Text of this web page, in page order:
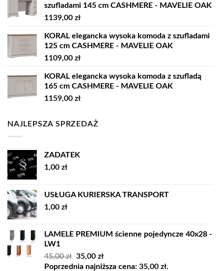
szufladami 145 cm CASHMERE - MAVELIE OAK
1139,00 zł
KORAL elegancka wysoka komoda z szufladami
125 cm CASHMERE - MAVELIE OAK
1109,00 zł
KORAL elegancka wysoka komoda z szufladą
165 cm CASHMERE - MAVELIE OAK
1159,00 zł
NAJLEPSZA SPRZEDAŻ
ZADATEK
1,00 zł
USŁUGA KURIERSKA TRANSPORT
1,00 zł
LAMELE PREMIUM ścienne pojedyncze 40x28 -
LW1
45,00zł Pierwotna
cena
35,00 złAktualna
cena
Poprzednia najniższa cena: 35,00 zł.